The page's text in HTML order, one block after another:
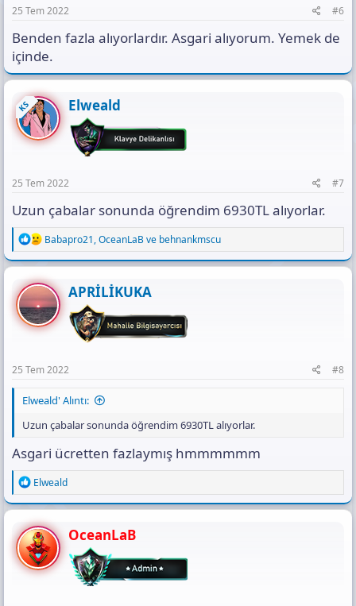
25 Tem 2022 #6
Benden fazla alıyorlardır. Asgari alıyorum. Yemek de
içinde.
KS Elweald
25 Tem 2022 #7
Uzun çabalar sonunda öğrendim 6930TL alıyorlar.
R
e
a
c
t
i
o
n
Babapro21,OceanLaBve behnankmscu
APRİLİKUKA
25 Tem 2022 #8
Elweald' Alıntı:
Uzun çabalar sonunda öğrendim 6930TL alıyorlar.
Asgari ücretten fazlaymış hmmmmmm
R
e
a
c
t
i
o
n
Elweald
OceanLaB